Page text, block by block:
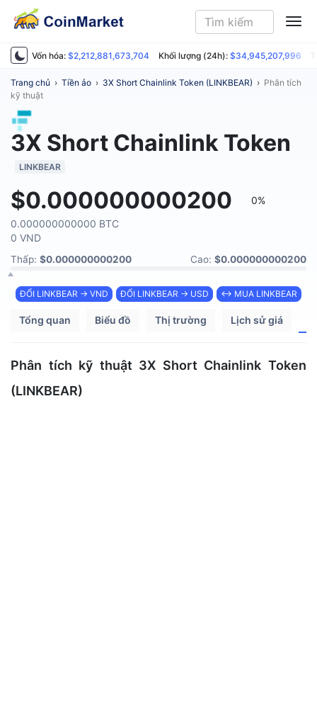
Vốn hóa: $2,212,881,673,704 Khối lượng (24h): $34,945,207,996
Trang chủ › Tiền ảo › 3X Short Chainlink Token (LINKBEAR) › Phân tích
kỹ thuật
3X Short Chainlink Token
LINKBEAR
$0.000000000200
0%
0.000000000000 BTC
0 VND
Thấp: $0.000000000200 Cao: $0.000000000200
ĐỔI LINKBEAR → VND ĐỔI LINKBEAR → USD ↔ MUA LINKBEAR
Tổng quan Biểu đồ Thị trường Lịch sử giá
Phân tích kỹ thuật 3X Short Chainlink Token
(LINKBEAR)